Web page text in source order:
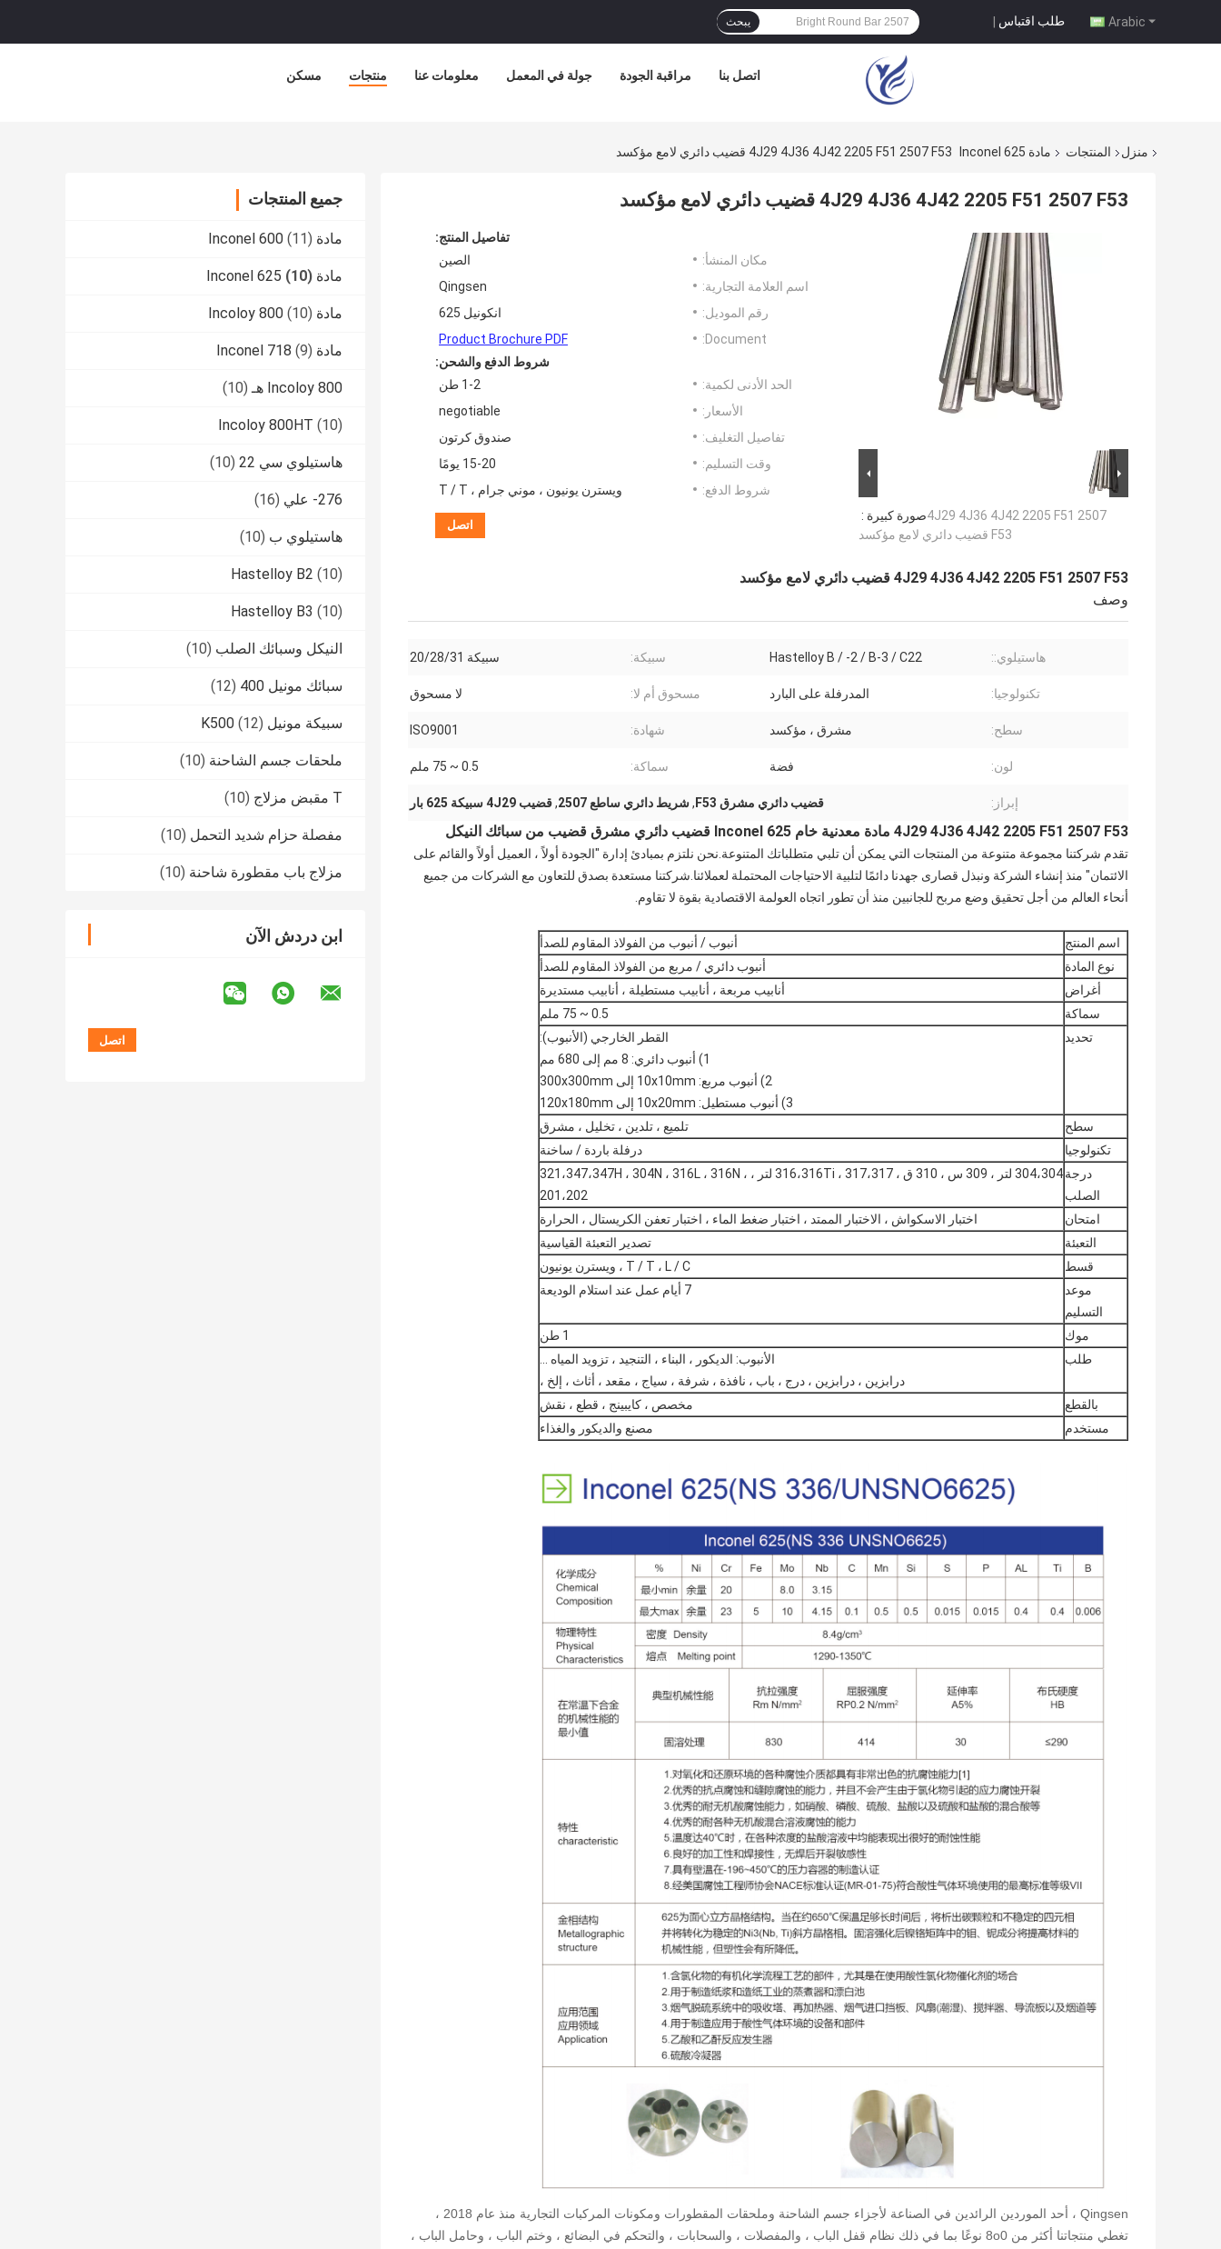
Arabic طلب اقتباس | يبحث
مسكن منتجات معلومات عنا جولة في المعمل مراقبة الجودة اتصل بنا
منزل المنتجات مادة Inconel 625 4J29 4J36 4J42 2205 F51 2507 F53 قضيب دائري لامع مؤكسد
جميع المنتجات
مادة Inconel 600 (11)
مادة Inconel 625 (10)
مادة Incoloy 800 (10)
مادة Inconel 718 (9)
Incoloy 800 هـ (10)
Incoloy 800HT (10)
هاستيلوي سي 22 (10)
276- علي (16)
هاستيلوي ب (10)
Hastelloy B2 (10)
Hastelloy B3 (10)
النيكل وسبائك الصلب (10)
سبائك مونيل 400 (12)
سبيكة مونيل K500 (12)
ملحقات جسم الشاحنة (10)
T مقبض مزلاج (10)
مفصلة حزام شديد التحمل (10)
مزلاج باب مقطورة شاحنة (10)
ابن دردش الآن
4J29 4J36 4J42 2205 F51 2507 F53 قضيب دائري لامع مؤكسد
صورة كبيرة :4J29 4J36 4J42 2205 F51 2507
F53 قضيب دائري لامع مؤكسد
تفاصيل المنتج:
مكان المنشأ:
الصين
اسم العلامة التجارية:
Qingsen
رقم الموديل:
انكونيل 625
Document:
Product Brochure PDF
شروط الدفع والشحن:
الحد الأدنى لكمية:
1-2 طن
الأسعار:
negotiable
تفاصيل التغليف:
صندوق كرتون
وقت التسليم:
15-20 يومًا
شروط الدفع:
ويسترن يونيون ، موني جرام ، T / T
اتصل
4J29 4J36 4J42 2205 F51 2507 F53 قضيب دائري لامع مؤكسد
وصف
هاستيلوي:: Hastelloy B / -2 / B-3 / C22 سبيكة: سبيكة 20/28/31
تكنولوجيا: المدرفلة على البارد مسحوق أم لا: لا مسحوق
سطح: مشرق ، مؤكسد شهادة: ISO9001
لون: فضة سماكة: 0.5 ~ 75 ملم
إبراز: قضيب دائري مشرق F53 ,شريط دائري ساطع 2507 ,قضيب 4J29 سبيكة 625 بار
4J29 4J36 4J42 2205 F51 2507 F53 مادة معدنية خام Inconel 625 قضيب دائري مشرق قضيب من سبائك النيكل
تقدم شركتنا مجموعة متنوعة من المنتجات التي يمكن أن تلبي متطلباتك المتنوعة.نحن نلتزم بمبادئ إدارة "الجودة أولاً ، العميل أولاً والقائم على
الائتمان" منذ إنشاء الشركة ونبذل قصارى جهدنا دائمًا لتلبية الاحتياجات المحتملة لعملائنا.شركتنا مستعدة بصدق للتعاون مع الشركات من جميع
أنحاء العالم من أجل تحقيق وضع مربح للجانبين منذ أن تطور اتجاه العولمة الاقتصادية بقوة لا تقاوم.
اسم المنتج
أنبوب / أنبوب من الفولاذ المقاوم للصدأ
نوع المادة
أنبوب دائري / مربع من الفولاذ المقاوم للصدأ
أغراض
أنابيب مربعة ، أنابيب مستطيلة ، أنابيب مستديرة
سماكة
0.5 ~ 75 ملم
تحديد
القطر الخارجي (الأنبوب):
1) أنبوب دائري: 8 مم إلى 680 مم
2) أنبوب مربع: 10x10mm إلى 300x300mm
3) أنبوب مستطيل: 10x20mm إلى 120x180mm
سطح
تلميع ، تلدين ، تخليل ، مشرق
تكنولوجيا
درفلة باردة / ساخنة
درجة
الصلب
304،304 لتر ، 309 س ، 310 ق ، 316،316Ti ، 317،317 لتر ، 321،347،347H ، 304N ، 316L ، 316N ،
201،202
امتحان
اختبار الاسكواش ، الاختبار الممتد ، اختبار ضغط الماء ، اختبار تعفن الكريستال ، الحرارة
التعبئة
تصدير التعبئة القياسية
قسط
T / T ، L / C ، ويسترن يونيون
موعد
التسليم
7 أيام عمل عند استلام الوديعة
موك
1 طن
طلب
الأنبوب: الديكور ، البناء ، التنجيد ، تزويد المياه ...
درابزين ، درابزين ، درج ، باب ، نافذة ، شرفة ، سياج ، مقعد ، أثاث ، إلخ ،
بالقطع
مخصص ، كايبينج ، قطع ، نقش
مستخدم
مصنع والديكور والغذاء
Qingsen ، أحد الموردين الرائدين في الصناعة لأجزاء جسم الشاحنة وملحقات المقطورات ومكونات المركبات التجارية منذ عام 2018 ،
تغطي منتجاتنا أكثر من 8o0 نوعًا بما في ذلك نظام قفل الباب ، والمفصلات ، والسحابات ، والتحكم في البضائع ، وختم الباب ، وحامل الباب ،